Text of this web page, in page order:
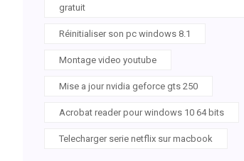
gratuit
Réinitialiser son pc windows 8.1
Montage video youtube
Mise a jour nvidia geforce gts 250
Acrobat reader pour windows 10 64 bits
Telecharger serie netflix sur macbook